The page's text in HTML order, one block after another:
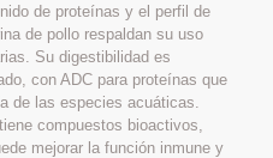
de proteínas y el perfil de
de pollo respaldan su uso
Su digestibilidad es
con ADC para proteínas que
de las especies acuáticas.
compuestos bioactivos,
mejorar la función inmune y